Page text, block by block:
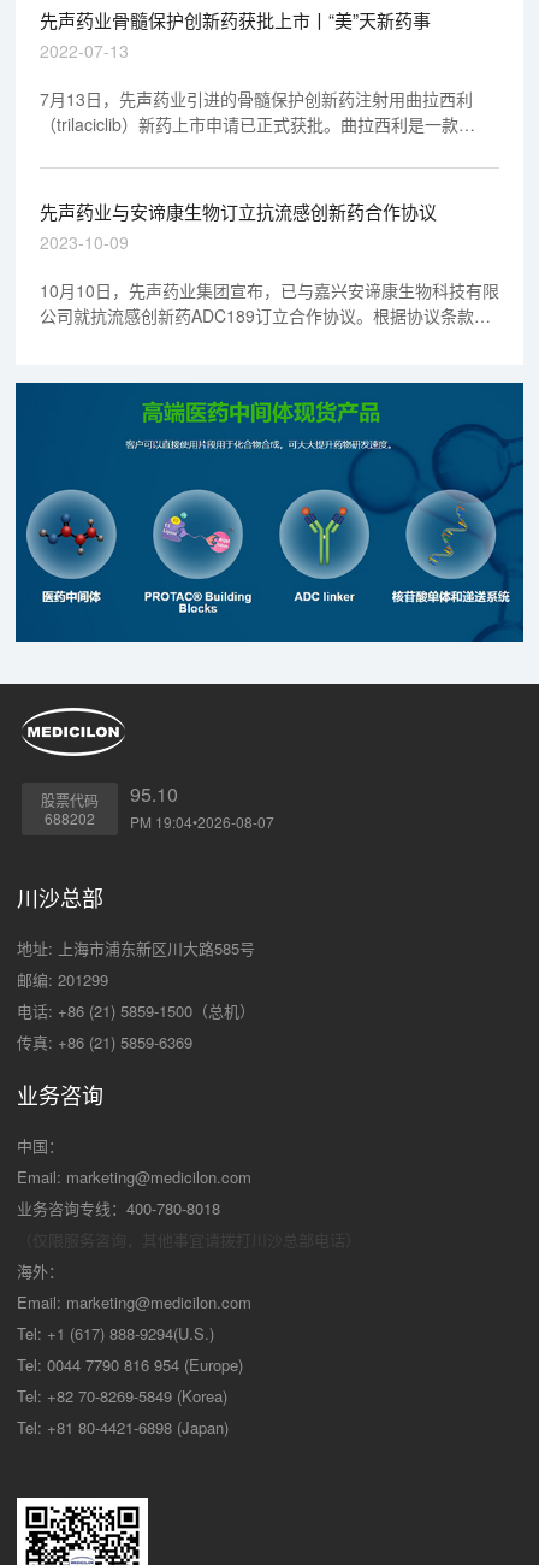
先声药业骨髓保护创新药获批上市丨“美”天新药事
2022-07-13
7月13日，先声药业引进的骨髓保护创新药注射用曲拉西利
（trilaciclib）新药上市申请已正式获批。曲拉西利是一款
物联合依托泊苷方案的广泛期小细胞肺癌患者中预防性使用，
以降低化疗引起的骨髓抑制的发生率。该药也填补了国内在化
疗引起毒副反应前阻止或减轻骨髓抑制的空白。
先声药业与安谛康生物订立抗流感创新药合作协议
2023-10-09
10月10日，先声药业集团宣布，已与嘉兴安谛康生物科技有限
公司就抗流感创新药ADC189订立合作协议。根据协议条款，
股票代码
688202
95.10
PM 19:04•2026-08-07
川沙总部
地址: 上海市浦东新区川大路585号
邮编: 201299
电话: +86 (21) 5859-1500（总机）
传真: +86 (21) 5859-6369
业务咨询
中国：
Email: marketing@medicilon.com
业务咨询专线：400-780-8018
海外：
Email: marketing@medicilon.com
Tel: +1 (617) 888-9294(U.S.)
Tel: 0044 7790 816 954 (Europe)
Tel: +82 70-8269-5849 (Korea)
Tel: +81 80-4421-6898 (Japan)